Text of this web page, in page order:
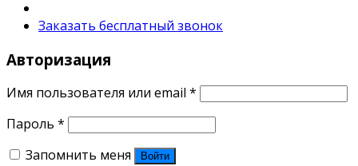
Заказать бесплатный звонок
Авторизация
Имя пользователя или email *
Пароль *
Запомнить меня
Войти